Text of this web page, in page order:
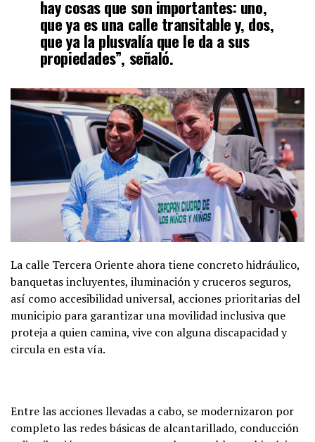
hay cosas que son importantes: uno,
que ya es una calle transitable y, dos,
que ya la plusvalía que le da a sus
propiedades”, señaló.
La calle Tercera Oriente ahora tiene concreto hidráulico,
banquetas incluyentes, iluminación y cruceros seguros,
así como accesibilidad universal, acciones prioritarias del
municipio para garantizar una movilidad inclusiva que
proteja a quien camina, vive con alguna discapacidad y
circula en esta vía.
Entre las acciones llevadas a cabo, se modernizaron por
completo las redes básicas de alcantarillado, conducción